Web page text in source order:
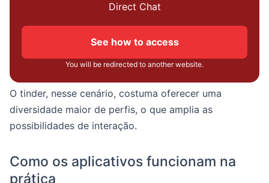
Direct Chat
See how to access
You will be redirected to another website.
O tinder, nesse cenário, costuma oferecer uma
diversidade maior de perfis, o que amplia as
possibilidades de interação.
Como os aplicativos funcionam na
prática